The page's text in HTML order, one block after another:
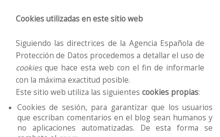
Cookies utilizadas en este sitio web
Siguiendo las directrices de la Agencia Española de
Protección de Datos procedemos a detallar el uso de
cookiesque hace esta web con el fin de informarle
con la máxima exactitud posible.
Este sitio web utiliza las siguientes cookies propias:
Cookies de sesión, para garantizar que los usuarios
que escriban comentarios en el blog sean humanos y
no aplicaciones automatizadas. De esta forma se